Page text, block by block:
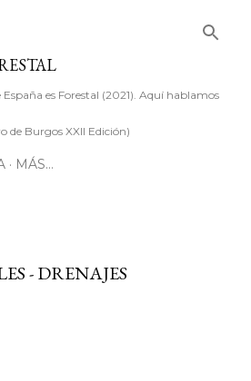
España es Forestal (2021). Aquí hablamos
de Burgos XXII Edición)
MÁS…
- DRENAJES